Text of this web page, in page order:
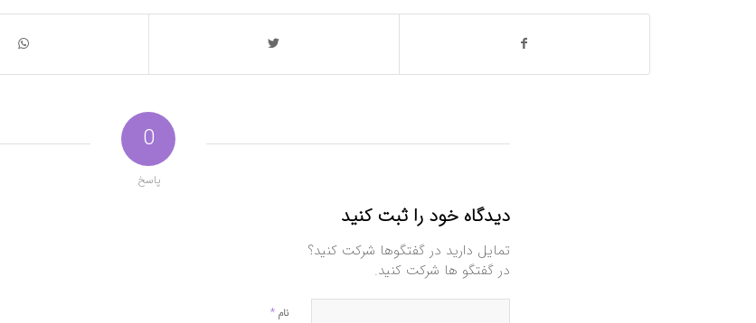
0
پاسخ
دیدگاه خود را ثبت کنید
تمایل دارید در گفتگوها شرکت کنید؟
در گفتگو ها شرکت کنید.
نام *